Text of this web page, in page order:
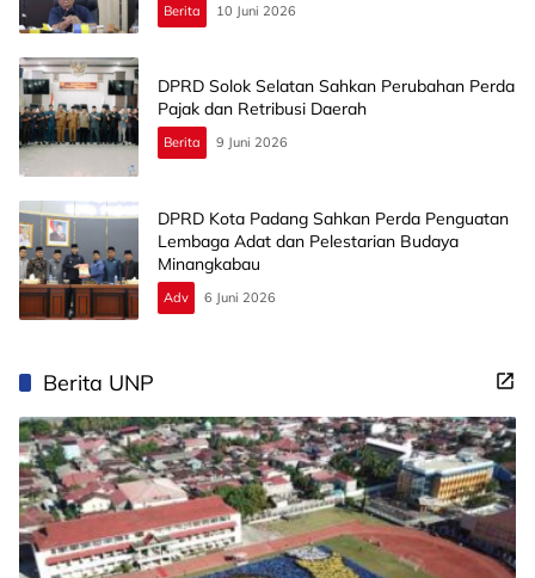
Berita 10 Juni 2026
DPRD Solok Selatan Sahkan Perubahan Perda
Pajak dan Retribusi Daerah
Berita 9 Juni 2026
DPRD Kota Padang Sahkan Perda Penguatan
Lembaga Adat dan Pelestarian Budaya
Minangkabau
Adv 6 Juni 2026
Berita UNP